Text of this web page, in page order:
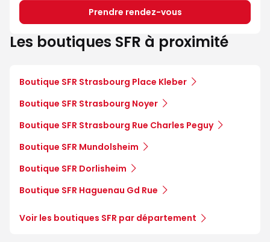
Prendre rendez-vous
Les boutiques SFR à proximité
Boutique SFR Strasbourg Place Kleber
Boutique SFR Strasbourg Noyer
Boutique SFR Strasbourg Rue Charles Peguy
Boutique SFR Mundolsheim
Boutique SFR Dorlisheim
Boutique SFR Haguenau Gd Rue
Voir les boutiques SFR par département